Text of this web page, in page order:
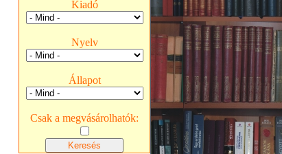
Kiadó
Nyelv
Állapot
Csak a megvásárolhatók: